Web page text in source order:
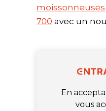
700 avec un
En
vous